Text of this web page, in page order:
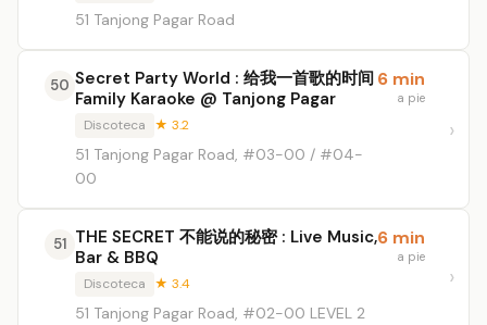
51 Tanjong Pagar Road
50 Secret Party World : 给我一首歌的时间
Family Karaoke @ Tanjong Pagar
Discoteca ★ 3.2
51 Tanjong Pagar Road, #03-00 / #04-
00
6 min
a pie
51 THE SECRET 不能说的秘密 : Live Music,
Bar & BBQ
Discoteca ★ 3.4
51 Tanjong Pagar Road, #02-00 LEVEL 2
6 min
a pie